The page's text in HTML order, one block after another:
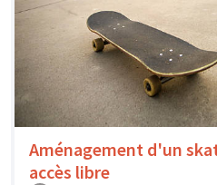
Aménagement d'un
accès libre